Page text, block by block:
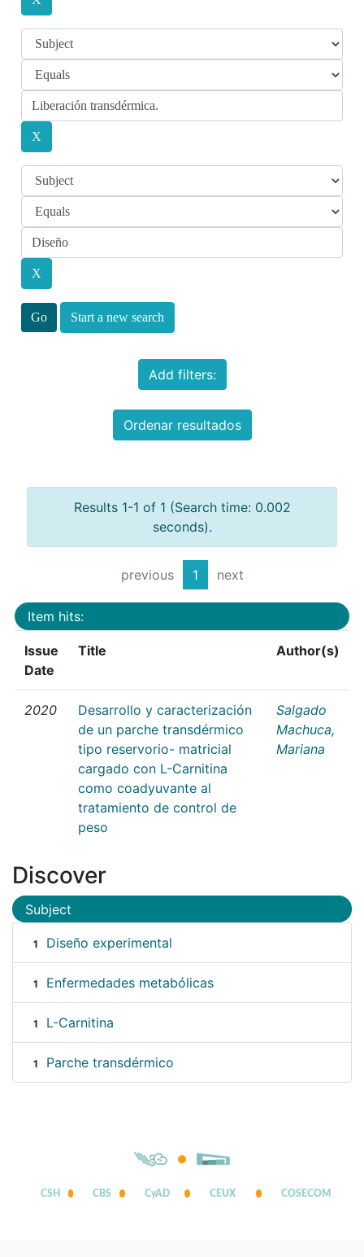
Start a new search
Add filters:
Ordenar resultados
Results 1-1 of 1 (Search time: 0.002
seconds).
previous 1 next
Item hits:
Issue
Date
Title Author(s)
2020
Desarrollo y caracterización
de un parche transdérmico
tipo reservorio- matricial
cargado con L-Carnitina
como coadyuvante al
tratamiento de control de
peso
Salgado
Machuca,
Mariana
Discover
Subject
1 Diseño experimental
1 Enfermedades metabólicas
1 L-Carnitina
1 Parche transdérmico
CSH CBS CyAD CEUX COSECOM